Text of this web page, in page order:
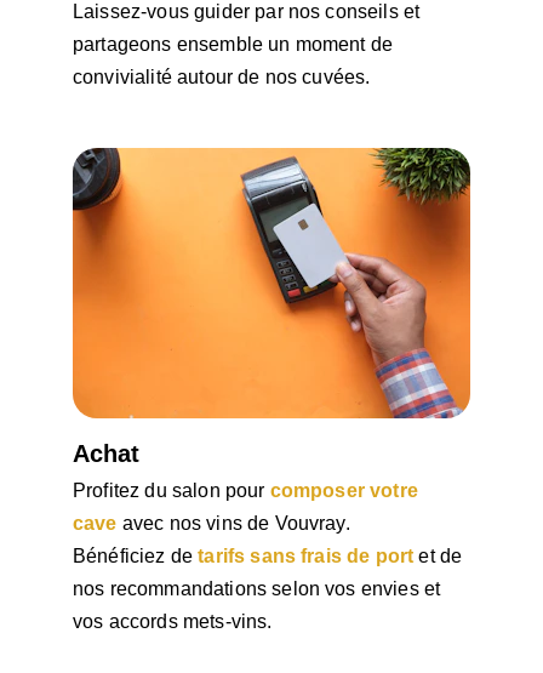
Laissez-vous guider par nos conseils et
partageons ensemble un moment de
convivialité autour de nos cuvées.
Achat
Profitez du salon pour composer votre
cave avec nos vins de Vouvray.
Bénéficiez de tarifs sans frais de port et de
nos recommandations selon vos envies et
vos accords mets-vins.